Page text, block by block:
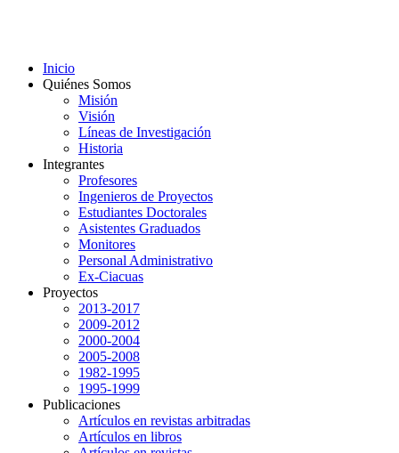
Inicio
Quiénes Somos
Misión
Visión
Líneas de Investigación
Historia
Integrantes
Profesores
Ingenieros de Proyectos
Estudiantes Doctorales
Asistentes Graduados
Monitores
Personal Administrativo
Ex-Ciacuas
Proyectos
2013-2017
2009-2012
2000-2004
2005-2008
1982-1995
1995-1999
Publicaciones
Artículos en revistas arbitradas
Artículos en libros